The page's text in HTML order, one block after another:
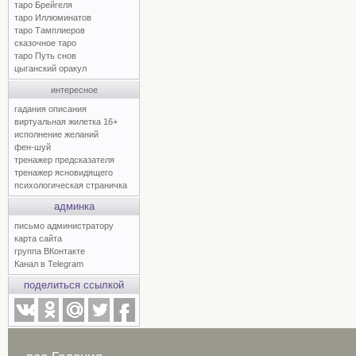
таро Брейгеля
таро Иллюминатов
таро Тамплиеров
сказочное таро
таро Путь снов
цыганский оракул
интересное
гадания описания
виртуальная жилетка 16+
исполнение желаний
фен-шуй
тренажер предсказателя
тренажер ясновидящего
психологическая страничка
админка
письмо администратору
карта сайта
группа ВКонтакте
Канал в Telegram
поделиться ссылкой